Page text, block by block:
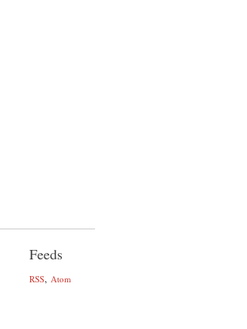
Feeds
RSS, Atom